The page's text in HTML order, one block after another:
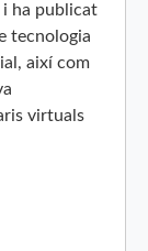
i ha publicat
tecnologia
així com
virtuals